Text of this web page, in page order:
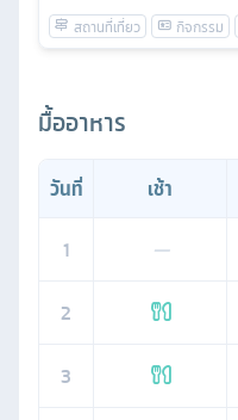
มื้ออาหาร
วันที่ เช้า
1
—
2
3